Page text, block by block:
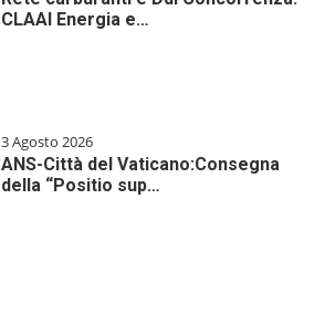
CLAAI Energia e…
3 Agosto 2026
ANS-Città del Vaticano:Consegna
della “Positio sup…